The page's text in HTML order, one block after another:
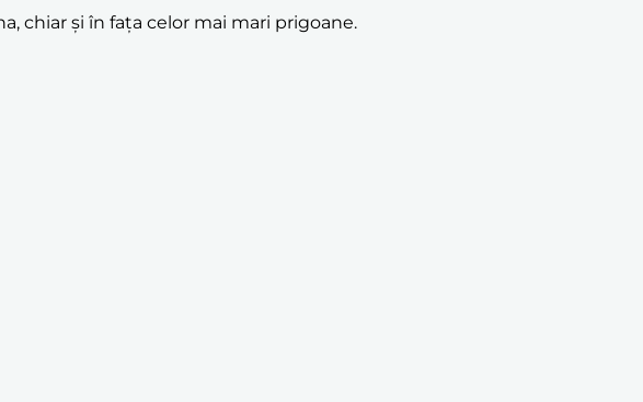
chiar și în fața celor mai mari prigoane.